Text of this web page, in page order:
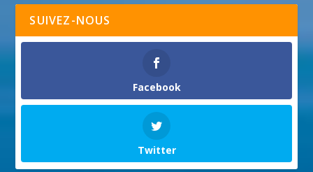
SUIVEZ-NOUS
Facebook
Twitter